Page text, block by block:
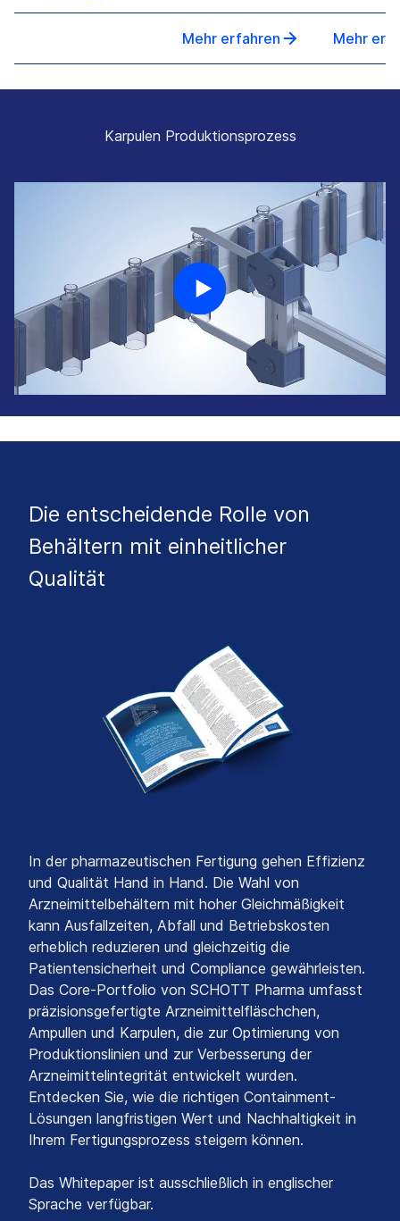
Mehr erfahren Mehr
Karpulen Produktionsprozess
Die entscheidende Rolle von
Behältern mit einheitlicher
Qualität
In der pharmazeutischen Fertigung gehen Effizienz
und Qualität Hand in Hand. Die Wahl von
Arzneimittelbehältern mit hoher Gleichmäßigkeit
kann Ausfallzeiten, Abfall und Betriebskosten
erheblich reduzieren und gleichzeitig die
Patientensicherheit und Compliance gewährleisten.
Das Core-Portfolio von SCHOTT Pharma umfasst
präzisionsgefertigte Arzneimittelfläschchen,
Ampullen und Karpulen, die zur Optimierung von
Produktionslinien und zur Verbesserung der
Arzneimittelintegrität entwickelt wurden.
Entdecken Sie, wie die richtigen Containment-
Lösungen langfristigen Wert und Nachhaltigkeit in
Ihrem Fertigungsprozess steigern können.
Das Whitepaper ist ausschließlich in englischer
Sprache verfügbar.